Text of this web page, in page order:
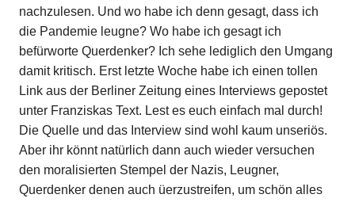
nachzulesen. Und wo habe ich denn gesagt, dass ich
die Pandemie leugne? Wo habe ich gesagt ich
befürworte Querdenker? Ich sehe lediglich den Umgang
damit kritisch. Erst letzte Woche habe ich einen tollen
Link aus der Berliner Zeitung eines Interviews gepostet
unter Franziskas Text. Lest es euch einfach mal durch!
Die Quelle und das Interview sind wohl kaum unseriös.
Aber ihr könnt natürlich dann auch wieder versuchen
den moralisierten Stempel der Nazis, Leugner,
Querdenker denen auch üerzustreifen, um schön alles